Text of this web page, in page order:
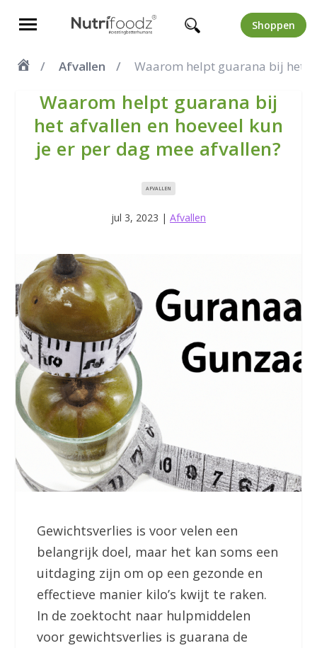
Shoppen
Afvallen Waarom helpt guarana bij het
Waarom helpt guarana bij
het afvallen en hoeveel kun
je er per dag mee afvallen?
AFVALLEN
jul 3, 2023 | Afvallen
Gewichtsverlies is voor velen een
belangrijk doel, maar het kan soms een
uitdaging zijn om op een gezonde en
effectieve manier kilo’s kwijt te raken.
In de zoektocht naar hulpmiddelen
voor gewichtsverlies is guarana de